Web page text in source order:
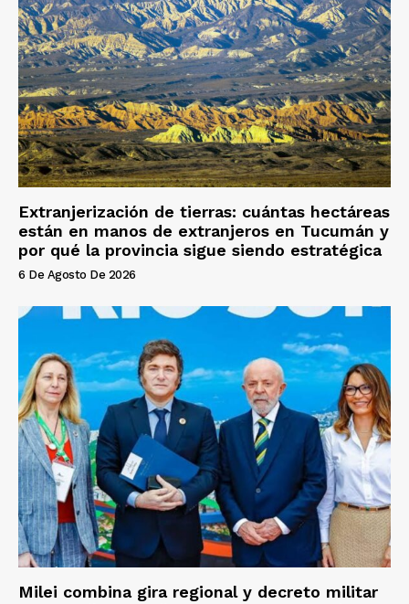
Extranjerización de tierras: cuántas hectáreas
están en manos de extranjeros en Tucumán y
por qué la provincia sigue siendo estratégica
6 De Agosto De 2026
Milei combina gira regional y decreto militar